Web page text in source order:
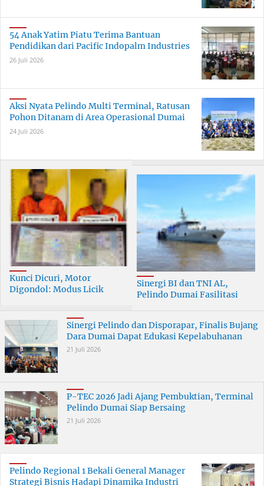
54 Anak Yatim Piatu Terima Bantuan
Pendidikan dari Pacific Indopalm Industries
26 Juli 2026
Aksi Nyata Pelindo Multi Terminal, Ratusan
Pohon Ditanam di Area Operasional Dumai
24 Juli 2026
Kunci Dicuri, Motor
Digondol: Modus Licik
Terungkap
Sinergi BI dan TNI AL,
Pelindo Dumai Fasilitasi
Sinergi Pelindo dan Disporapar, Finalis Bujang
Dara Dumai Dapat Edukasi Kepelabuhanan
21 Juli 2026
P-TEC 2026 Jadi Ajang Pembuktian, Terminal
Pelindo Dumai Siap Bersaing
21 Juli 2026
Pelindo Regional 1 Bekali General Manager
Strategi Bisnis Hadapi Dinamika Industri